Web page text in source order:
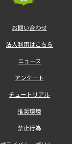
お問い合わせ
法人利用はこちら
ニュース
アンケート
チュートリアル
推奨環境
禁止行為